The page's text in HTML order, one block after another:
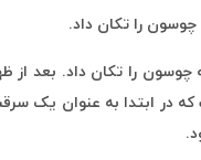
حادثه ای رخ داد که جامعه
در ابتدا به عنوان